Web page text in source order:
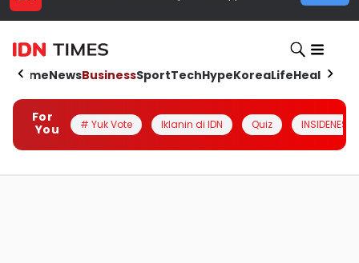
HomeNewsBusinessSportTechHypeKoreaLifeHealth
For
You
# Yuk Vote Iklanin di IDN Quiz INSIDENESIA